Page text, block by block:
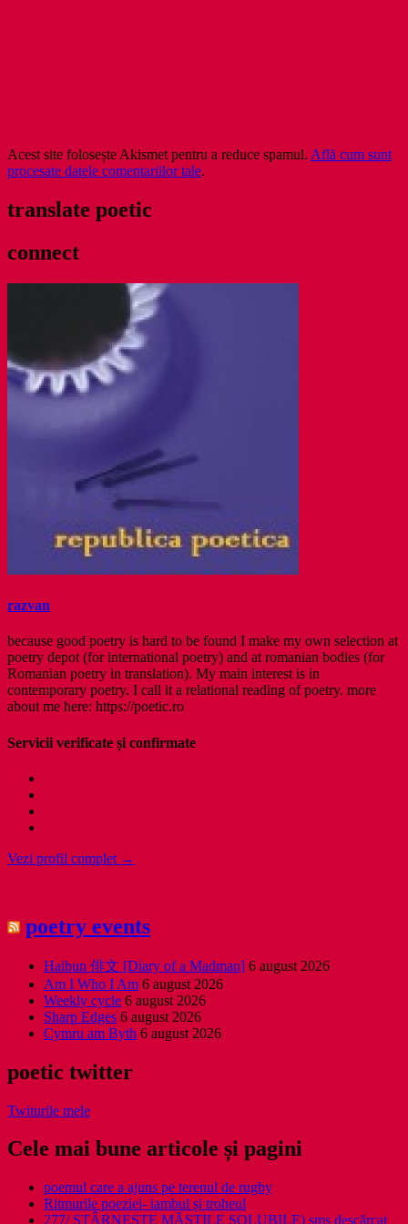
Acest site folosește Akismet pentru a reduce spamul. Află cum sunt
procesate datele comentariilor tale.
translate poetic
connect
razvan
because good poetry is hard to be found I make my own selection at
poetry depot (for international poetry) and at romanian bodies (for
Romanian poetry in translation). My main interest is in
contemporary poetry. I call it a relational reading of poetry. more
about me here: https://poetic.ro
Servicii verificate și confirmate
Vezi profil complet →
poetry events
Haibun 俳文 [Diary of a Madman] 6 august 2026
Am I Who I Am 6 august 2026
Weekly cycle 6 august 2026
Sharp Edges 6 august 2026
Cymru am Byth 6 august 2026
poetic twitter
Twiturile mele
Cele mai bune articole și pagini
poemul care a ajuns pe terenul de rugby
Ritmurile poeziei- iambul și troheul
277/ STÂRNEȘTE MĂȘTILE SOLUBILE) sms descărcat